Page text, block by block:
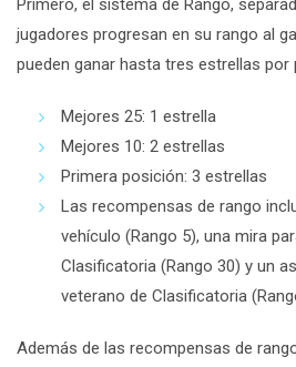
Primero, el sistema de Rango,
jugadores progresan en su rango al
pueden ganar hasta tres estrellas por
Mejores 25: 1 estrella
Mejores 10: 2 estrellas
Primera posición: 3 estrellas
Las recompensas de rango
vehículo (Rango 5), una mira
Clasificatoria (Rango 30) y un
veterano de Clasificatoria
Además de las recompensas de